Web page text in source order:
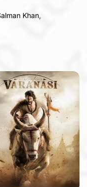
Khan,